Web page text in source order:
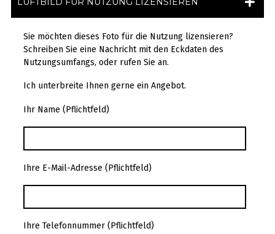
Sie möchten dieses Foto für die Nutzung lizensieren?
Schreiben Sie eine Nachricht mit den Eckdaten des
Nutzungsumfangs, oder rufen Sie an.
Ich unterbreite Ihnen gerne ein Angebot.
Ihr Name (Pflichtfeld)
Ihre E-Mail-Adresse (Pflichtfeld)
Ihre Telefonnummer (Pflichtfeld)